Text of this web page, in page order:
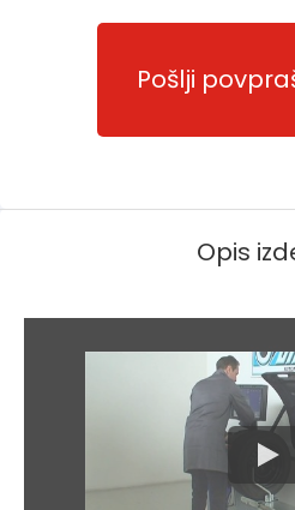
Pošlji
Opis